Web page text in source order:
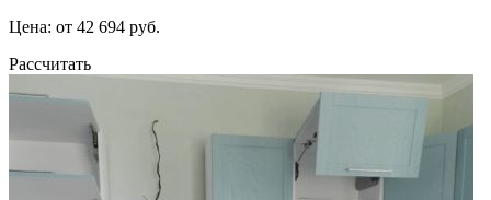
Цена: от 42 694 руб.
Рассчитать